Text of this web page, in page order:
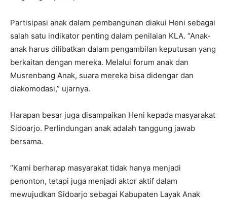
Partisipasi anak dalam pembangunan diakui Heni sebagai
salah satu indikator penting dalam penilaian KLA. “Anak-
anak harus dilibatkan dalam pengambilan keputusan yang
berkaitan dengan mereka. Melalui forum anak dan
Musrenbang Anak, suara mereka bisa didengar dan
diakomodasi,” ujarnya.
Harapan besar juga disampaikan Heni kepada masyarakat
Sidoarjo. Perlindungan anak adalah tanggung jawab
bersama.
“Kami berharap masyarakat tidak hanya menjadi
penonton, tetapi juga menjadi aktor aktif dalam
mewujudkan Sidoarjo sebagai Kabupaten Layak Anak